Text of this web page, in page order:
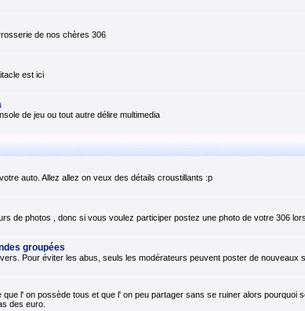
de nos chères 306
est ici
de jeu ou tout autre délire multimedia
auto. Allez allez on veux des détails croustillants :p
de photos , donc si vous voulez participer postez une photo de votre 306
groupées
Pour éviter les abus, seuls les modérateurs peuvent poster de nouveaux
l' on possède tous et que l' on peu partager sans se ruiner alors
des euro.